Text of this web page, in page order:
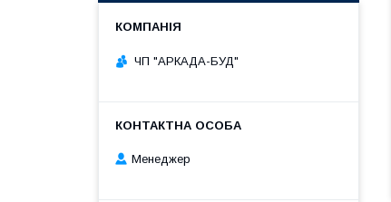
ЧП "АРКАДА-БУД"
Менеджер